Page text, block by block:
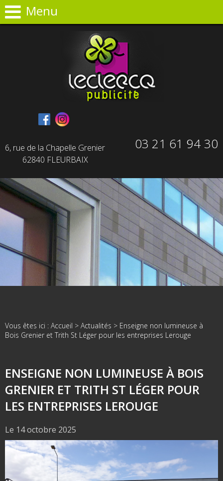
Menu
6, rue de la Chapelle Grenier
62840 FLEURBAIX
03 21 61 94 30
Vous êtes ici : Accueil > Actualités > Enseigne non lumineuse à
Bois Grenier et Trith St Léger pour les entreprises Lerouge
ENSEIGNE NON LUMINEUSE À BOIS
GRENIER ET TRITH ST LÉGER POUR
LES ENTREPRISES LEROUGE
Le 14 octobre 2025
Panneau de gestion des cookies